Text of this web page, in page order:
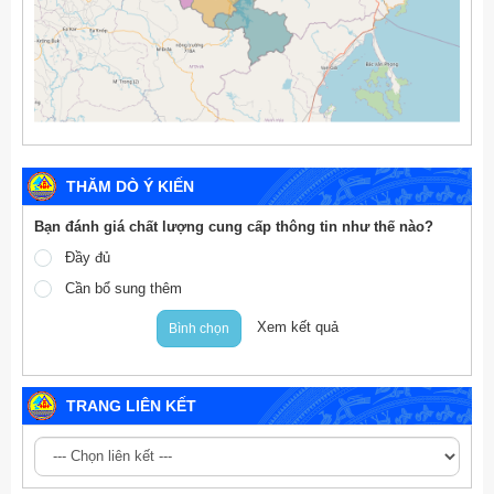
THĂM DÒ Ý KIẾN
Bạn đánh giá chất lượng cung cấp thông tin như thế nào?
Đầy đủ
Cần bổ sung thêm
Bình chọn Xem kết quả
TRANG LIÊN KẾT